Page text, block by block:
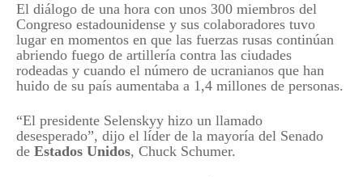
El diálogo de una hora con unos 300 miembros del
Congreso estadounidense y sus colaboradores tuvo
lugar en momentos en que las fuerzas rusas continúan
abriendo fuego de artillería contra las ciudades
rodeadas y cuando el número de ucranianos que han
huido de su país aumentaba a 1,4 millones de personas.
“El presidente Selenskyy hizo un llamado
desesperado”, dijo el líder de la mayoría del Senado
de Estados Unidos, Chuck Schumer.